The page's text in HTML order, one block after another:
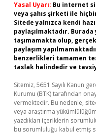
Yasal Uyarı: Bu internet
veya şahıs şirketi ile
Sitede yalnızca kendi
paylaşılmaktadır.
taşımamakta olup,
paylaşım
benzerlikleri tamamen
taslak halindedir ve
Sitemiz, 5651 Sayılı Kanun
Kurumu (BTK) tarafından
vermektedir. Bu nedenle,
veya araştırma
yazdıkları içeriklerin
bu sorumluluğu kabul etmiş